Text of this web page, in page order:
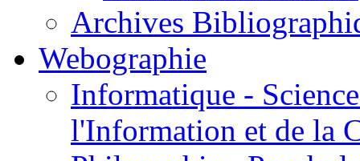
Archives
Webographie
Informatique -
l'Information et de la